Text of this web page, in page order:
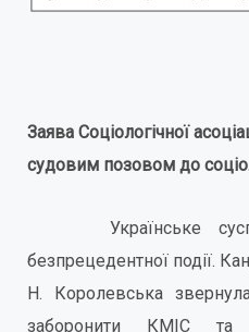
Заява Соціологічної
судовим позовом до
Українське
безпрецедентної події.
Н. Королевська
заборонити КМІС та